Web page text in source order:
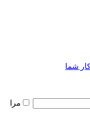
شما
مرا